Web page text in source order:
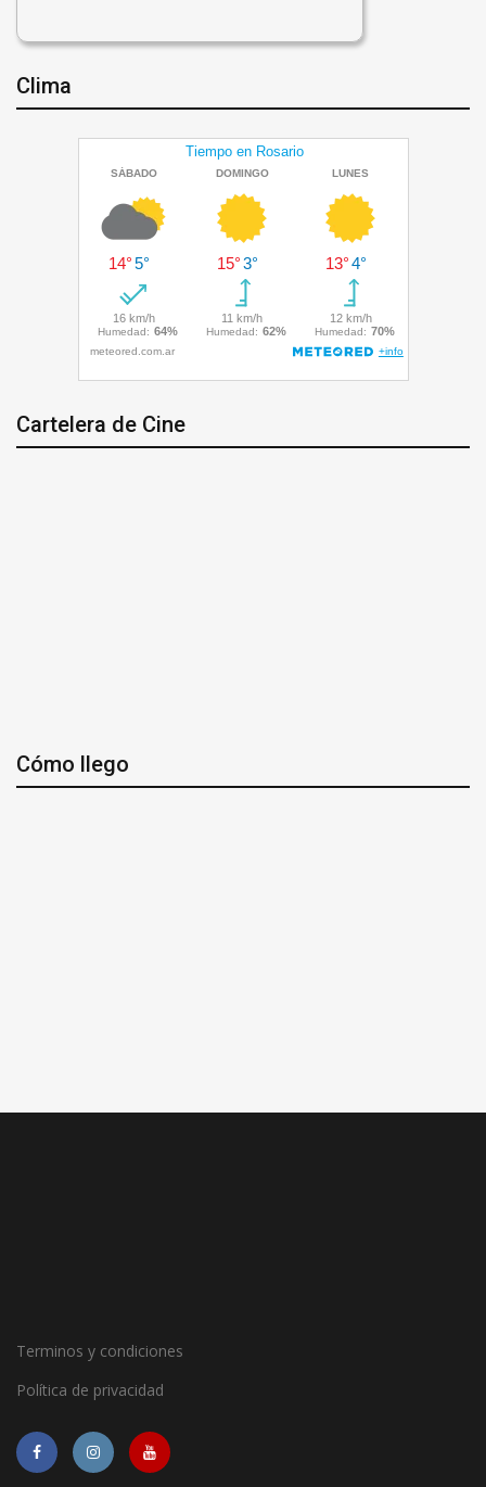
Clima
Cartelera de Cine
Cómo llego
Terminos y condiciones
Política de privacidad